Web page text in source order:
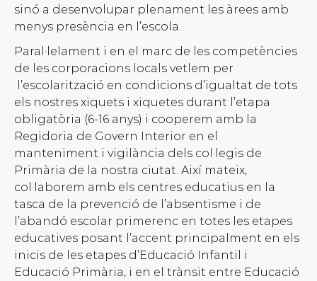
sinó a desenvolupar plenament les àrees amb
menys presència en l’escola.
Paral·lelament i en el marc de les competències
de les corporacions locals vetlem per
l’escolarització en condicions d’igualtat de tots
els nostres xiquets i xiquetes durant l’etapa
obligatòria (6-16 anys) i cooperem amb la
Regidoria de Govern Interior en el
manteniment i vigilància dels col·legis de
Primària de la nostra ciutat. Així mateix,
col·laborem amb els centres educatius en la
tasca de la prevenció de l’absentisme i de
l’abandó escolar primerenc en totes les etapes
educatives posant l’accent principalment en els
inicis de les etapes d’Educació Infantil i
Educació Primària, i en el trànsit entre Educació